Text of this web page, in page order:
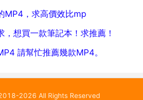
MP4，求高價效比mp
，想買一款筆記本！求推薦！
請幫忙推薦幾款MP4。
2026 All Rights Reserved